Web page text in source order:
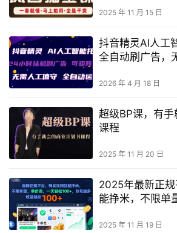
2025 年 11 月 15 日
抖音精灵AI人工
全自动刷广告，
2026 年 4 月 18 日
超级BP课，有
课程
2025 年 11 月 20 日
2025年最新正
能挣米，不限单
秘】
2025 年 11 月 19 日